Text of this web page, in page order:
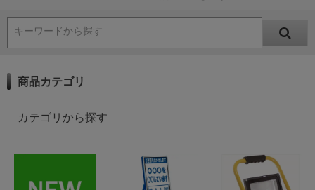
キーワードから探す
商品カテゴリ
カテゴリから探す